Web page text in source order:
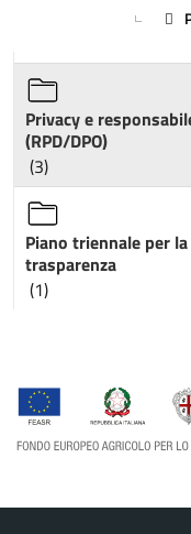
Privacy e
(RPD/DPO)
(3)
Piano triennale per
trasparenza
(1)